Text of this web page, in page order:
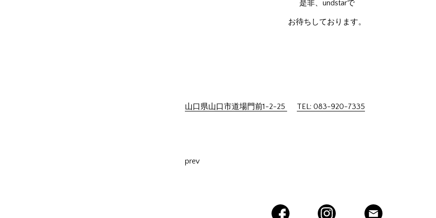
是非、undstarで
お待ちしております。
山口県山口市道場門前1-2-25 TEL: 083-920-7335
prev